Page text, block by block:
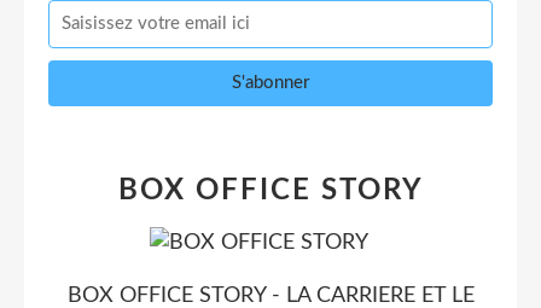
BOX OFFICE STORY
BOX OFFICE STORY - LA CARRIERE ET LE